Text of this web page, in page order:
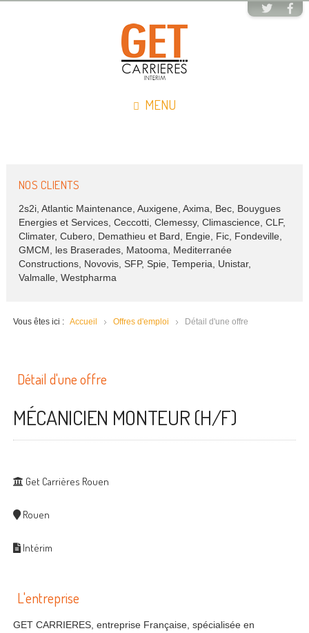
MENU
NOS CLIENTS
2s2i, Atlantic Maintenance, Auxigene, Axima, Bec, Bouygues
Energies et Services, Ceccotti, Clemessy, Climascience, CLF,
Climater, Cubero, Demathieu et Bard, Engie, Fic, Fondeville,
GMCM, les Braserades, Matooma, Mediterranée
Constructions, Novovis, SFP, Spie, Temperia, Unistar,
Valmalle, Westpharma
Vous êtes ici : Accueil Offres d'emploi Détail d'une offre
Détail d'une offre
MÉCANICIEN MONTEUR (H/F)
Get Carrières Rouen
Rouen
Intérim
L'entreprise
GET CARRIERES, entreprise Française, spécialisée en